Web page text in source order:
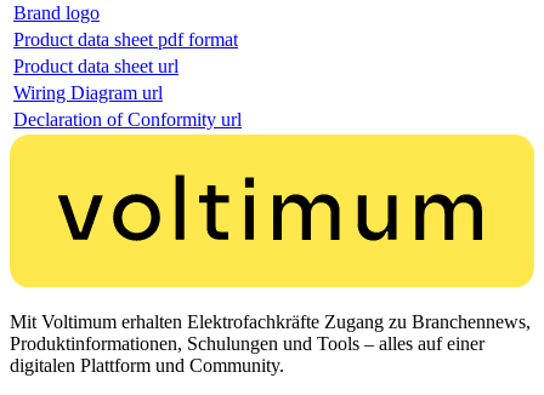
Brand logo
Product data sheet pdf format
Product data sheet url
Wiring Diagram url
Declaration of Conformity url
Mit Voltimum erhalten Elektrofachkräfte Zugang zu Branchennews,
Produktinformationen, Schulungen und Tools – alles auf einer
digitalen Plattform und Community.